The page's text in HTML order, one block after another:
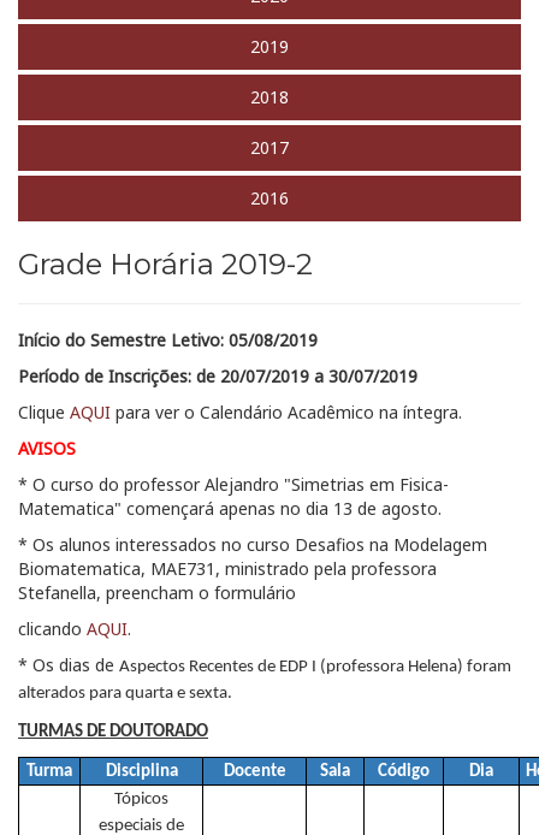
2019
2018
2017
2016
Grade Horária 2019-2
Início do Semestre Letivo: 05/08/2019
Período de Inscrições: de 20/07/2019 a 30/07/2019
Clique AQUI para ver o Calendário Acadêmico na íntegra.
AVISOS
* O curso do professor Alejandro "Simetrias em Fisica-
Matematica" començará apenas no dia 13 de agosto.
* Os alunos interessados no curso Desafios na Modelagem
Biomatematica, MAE731, ministrado pela professora
Stefanella, preencham o formulário
clicando AQUI.
* Os dias de Aspectos Recentes de EDP I (professora Helena) foram
alterados para quarta e sexta.
TURMAS DE DOUTORADO
Turma Disciplina Docente Sala Código Dia
Tópicos
especiais de